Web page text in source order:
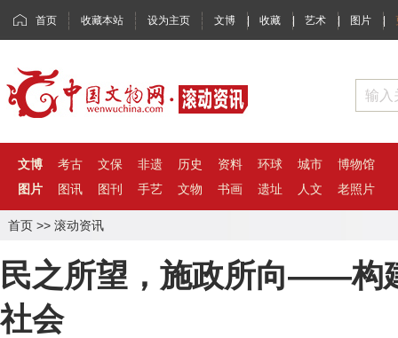
首页 收藏本站 设为主页 文博 | 收藏 | 艺术 | 图片 |
文博 考古 文保 非遗 历史 资料 环球 城市
博物馆
图片
图讯 图刊 手艺 文物 书画 遗址 人文 老照片
首页 >> 滚动资讯
民之所望，施政所向——构
社会